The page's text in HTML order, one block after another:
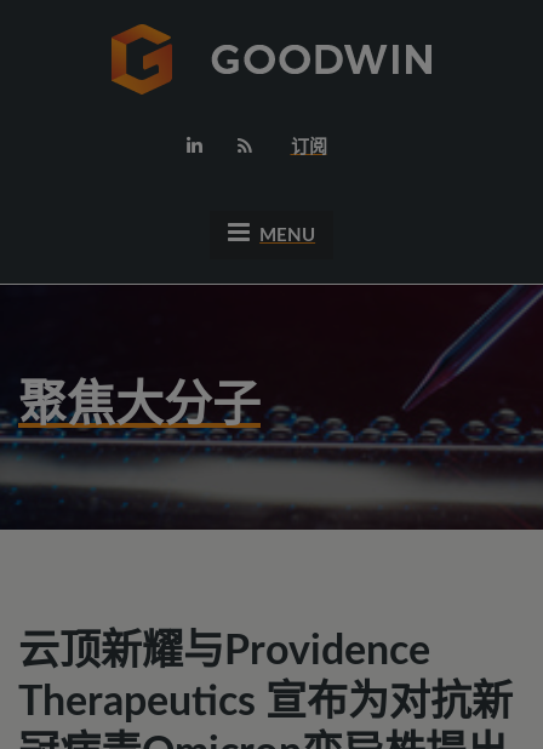
订阅
MENU
聚焦大分子
云顶新耀与Providence
Therapeutics 宣布为对抗新